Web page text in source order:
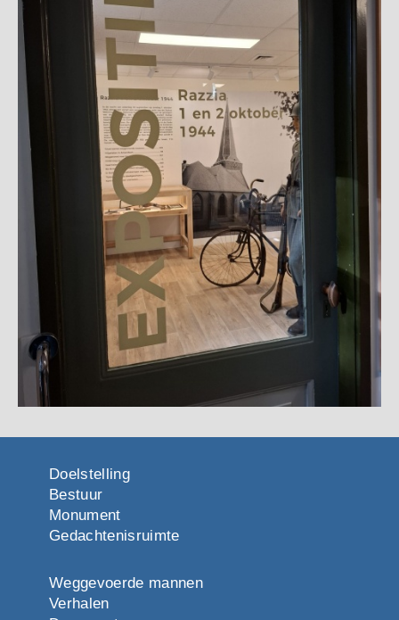
Doelstelling
Bestuur
Monument
Gedachtenisruimte
Weggevoerde mannen
Verhalen